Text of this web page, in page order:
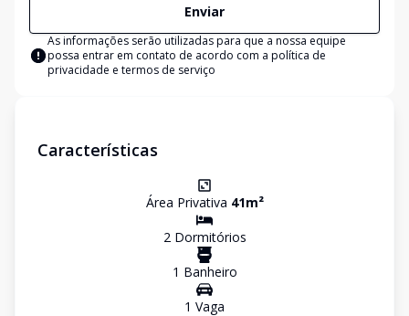
Enviar
As informações serão utilizadas para que a nossa equipe
possa entrar em contato de acordo com a política de
privacidade e termos de serviço
Características
Área Privativa 41m²
2Dormitórios
1 Banheiro
1 Vaga